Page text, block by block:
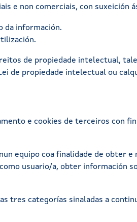
e non comerciais, con suxeición
da información.
de propiedade intelectual,
de propiedade intelectual ou
e cookies de terceiros con
equipo coa finalidade de obter
usuario/a, obter información
tres categorías sinaladas a